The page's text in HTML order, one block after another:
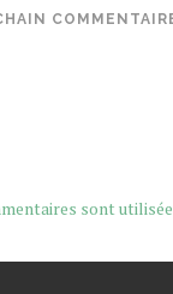
sont